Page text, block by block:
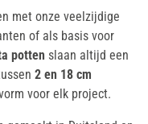
met onze veelzijdige
of als basis voor
potten slaan altijd een
2 en 18 cm
voor elk project.